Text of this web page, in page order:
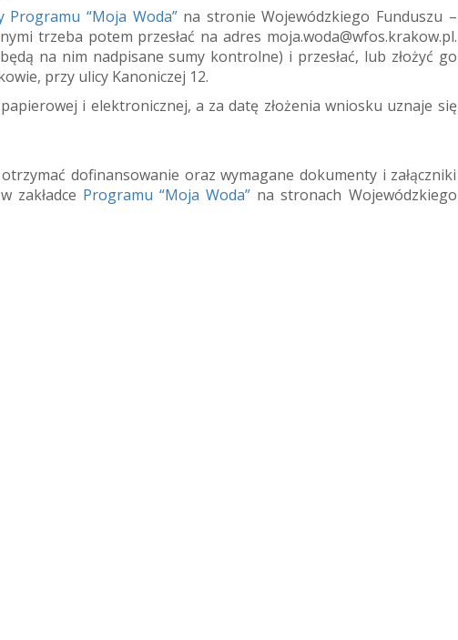
Programu “Moja Woda”na stronie Wojewódzkiego Funduszu –
trzeba potem przesłać na adres moja.woda@wfos.krakow.pl.
na nim nadpisane sumy kontrolne) i przesłać, lub złożyć go
przy ulicy Kanoniczej 12.
i elektronicznej, a za datę złożenia wniosku uznaje się
dofinansowanie oraz wymagane dokumenty i załączniki
zakładce Programu “Moja Woda” na stronach Wojewódzkiego